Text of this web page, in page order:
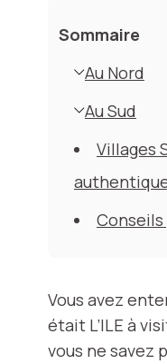
Sommaire
Au Nord
Au Sud
Villages
Conseils
Vous avez
était L’ILE à
vous ne savez